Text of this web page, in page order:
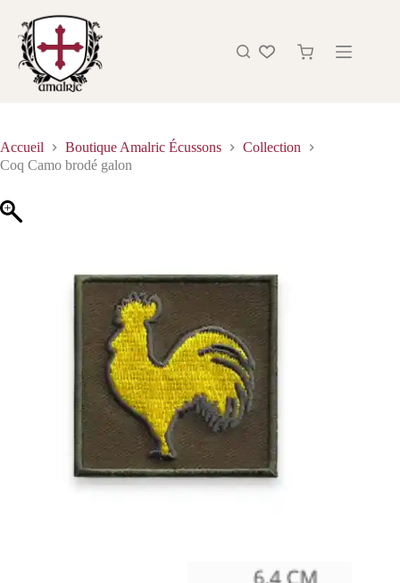
Accueil Boutique Amalric Écussons
Collection
Coq Camo brodé galon